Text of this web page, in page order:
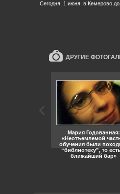
Сегодня, 1 июня, в Кемерово
ДРУГИЕ
Мария Годованная:
«Неотъемлемой
обучения были
“библиотеку”, то
ближайший бар»